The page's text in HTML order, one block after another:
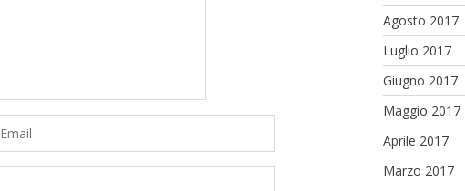
Agosto 2017
Luglio 2017
Giugno 2017
Maggio 2017
Aprile 2017
Marzo 2017